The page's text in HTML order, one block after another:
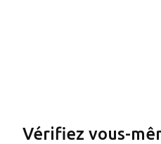
Vérifiez vous-